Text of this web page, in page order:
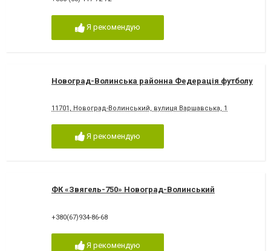
Я рекомендую
Новоград-Волинська районна Федерація футболу
11701, Новоград-Волинський, вулиця Варшавська, 1
Я рекомендую
ФК «Звягель-750» Новоград-Волинський
+380(67)934-86-68
Я рекомендую